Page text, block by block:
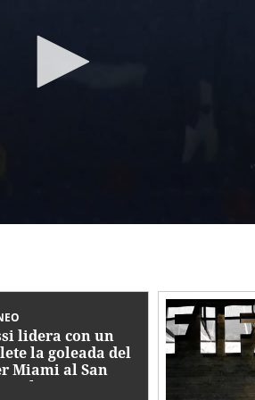
lidera con un
la goleada del
Miami al San
en la Leagues Cup